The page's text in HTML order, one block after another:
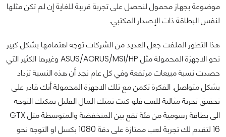
موضوعة بجهاز محمول لنحصل على تجربة قريبة للغاية إن لم تكن مثلها
لنفس البطاقة ذات الإصدار المكتبي.
هذا التطور الملفت جعل العديد من الشركات توجه اهتمامها بشكل كبير
نحو الاجهزة المحمولة مثل ASUS/AORUS/MSI/HP وغيرها الكثير التي
حصدت نسبة مبيعات مرتفعة وفي كل عام نجد أن هذه النسبة تزداد
بشكل متواصل. الفكرة تكمن مع تلك الاجهزة المحمولة أنك قادر على
تحقيق تجربة مثالية للعب فلو كنت تمتك المال القليل يمكنك التوجه
الى بطاقة رسومية من فئة تقع بين المنخفضة والمتوسطة مثل GTX
16 لتقدم لك تجربة لعب ممتازة على دقة 1080 بكسل او التوجه نحو